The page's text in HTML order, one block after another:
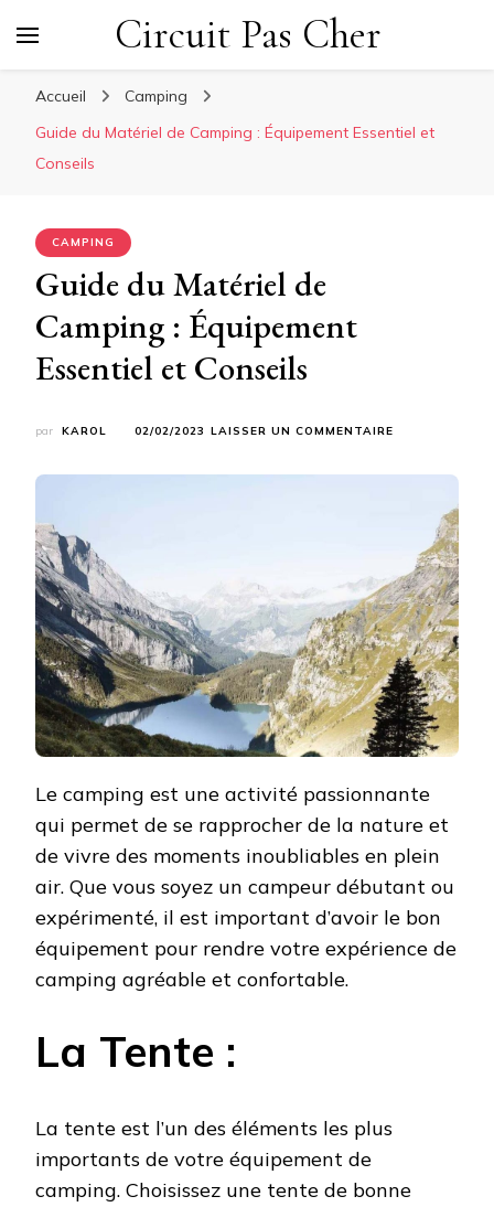
Circuit Pas Cher
Accueil
Camping
Guide du Matériel de Camping : Équipement Essentiel et
Conseils
CAMPING
Guide du Matériel de
Camping : Équipement
Essentiel et Conseils
par KAROL 02/02/2023 LAISSER UN COMMENTAIRE
CAMPING
ÉQUIPEMENT
ESSENTIEL
ET
CONSEILS
Le camping est une activité passionnante
qui permet de se rapprocher de la nature et
de vivre des moments inoubliables en plein
air. Que vous soyez un campeur débutant ou
expérimenté, il est important d’avoir le bon
équipement pour rendre votre expérience de
camping agréable et confortable.
La Tente :
La tente est l’un des éléments les plus
importants de votre équipement de
camping. Choisissez une tente de bonne